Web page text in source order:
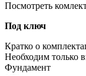
Посмотреть
Под ключ
Кратко о
Необходим только
Фундамент